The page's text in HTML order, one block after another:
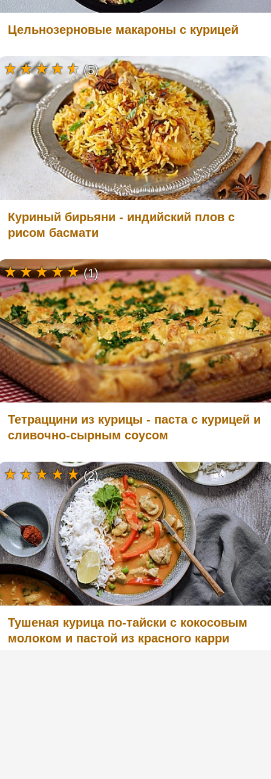
Цельнозерновые макароны с курицей
Куриный бирьяни - индийский плов с
рисом басмати
(5)
Тетраццини из курицы - паста с курицей и
сливочно-сырным соусом
(1)
Тушеная курица по-тайски с кокосовым
молоком и пастой из красного карри
(2)